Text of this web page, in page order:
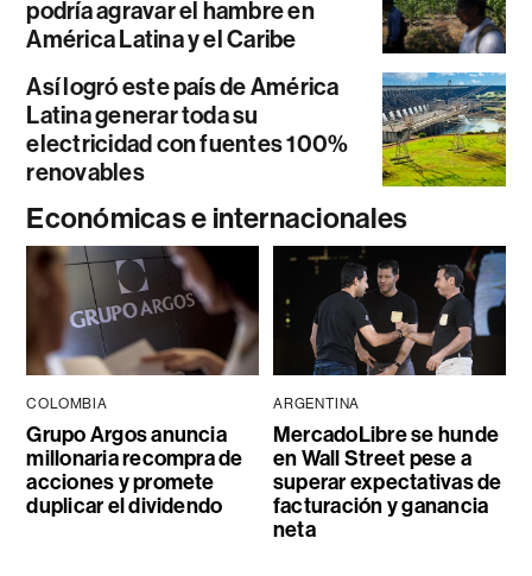
podría agravar el hambre en
América Latina y el Caribe
Así logró este país de América
Latina generar toda su
electricidad con fuentes 100%
renovables
Económicas e internacionales
COLOMBIA
Grupo Argos anuncia
millonaria recompra de
acciones y promete
duplicar el dividendo
ARGENTINA
MercadoLibre se hunde
en Wall Street pese a
superar expectativas de
facturación y ganancia
neta